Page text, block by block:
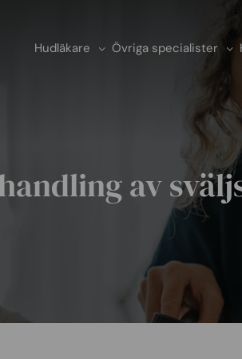
Hudläkare Övriga specialister
av